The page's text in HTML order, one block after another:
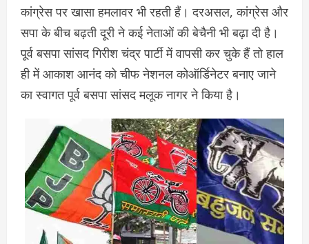
कांग्रेस पर खासा हमलावर भी रहती हैं। दरअसल, कांग्रेस और
सपा के बीच बढ़ती दूरी ने कई नेताओं की बेचैनी भी बढ़ा दी है।
पूर्व बसपा सांसद गिरीश चंद्र पार्टी में वापसी कर चुके हैं तो हाल
ही में आकाश आनंद को चीफ नेशनल कोऑर्डिनेटर बनाए जाने
का स्वागत पूर्व बसपा सांसद मलूक नागर ने किया है।